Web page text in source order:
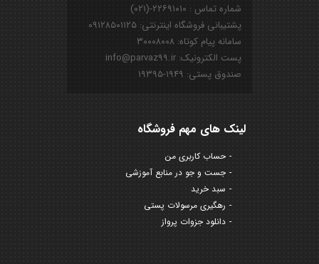
شماره تماس : ۲۲۶۹۱۰۱۰-(۰۲۱)
پشتیبانی فروشگاه اینترنتی: ۰۹۱۲۸۵۰۱۱۲۵
سامانه پیام کوتاه: ۳۰۰۰۸۰۰۸
پست الکترونیک: info@parvaz99.ir
صندوق پستی: ۱۹۴۹-۱۹۳۹۵
لینک های مهم فروشگاه
حساب کاربری من
جست و جو در منابع آموزشی
سبد خرید
رهگیری مرسولات پستی
دانلود جزوات پرواز